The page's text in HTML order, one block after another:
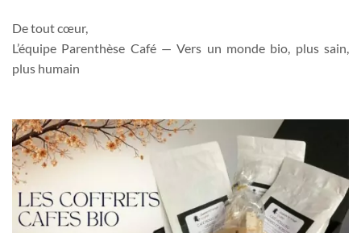
De tout cœur,
L’équipe Parenthèse Café — Vers un monde bio, plus sain,
plus humain